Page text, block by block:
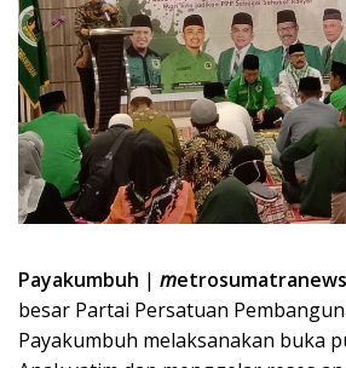
Payakumbuh | m
besar Partai Persatuan
Payakumbuh melaksanakan buka